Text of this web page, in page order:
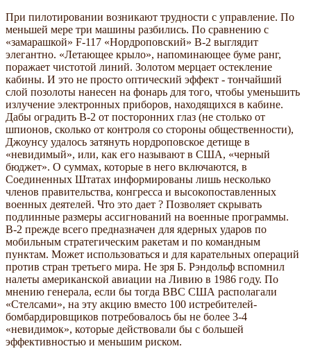
При пилотировании возникают трудности с управление. По
меньшей мере три машины разбились. По сравнению с
«замарашкой» F-117 «Нордроповский» В-2 выглядит
элегантно. «Летающее крыло», напоминающее буме ранг,
поражает чистотой линий. Золотом мерцает остекление
кабины. И это не просто оптический эффект - тончайший
слой позолоты нанесен на фонарь для того, чтобы уменьшить
излучение электронных приборов, находящихся в кабине.
Дабы оградить В-2 от посторонних глаз (не столько от
шпионов, сколько от контроля со стороны общественности),
Джоунсу удалось затянуть нордроповское детище в
«невидимый», или, как его называют в США, «черный
бюджет». О суммах, которые в него включаются, в
Соединенных Штатах информированы лишь несколько
членов правительства, конгресса и высокопоставленных
военных деятелей. Что это дает ? Позволяет скрывать
подлинные размеры ассигнований на военные программы.
В-2 прежде всего предназначен для ядерных ударов по
мобильным стратегическим ракетам и по командным
пунктам. Может использоваться и для карательных операций
против стран третьего мира. Не зря Б. Рэндольф вспомнил
налеты американской авиации на Ливию в 1986 году. По
мнению генерала, если бы тогда ВВС США располагали
«Стелсами», на эту акцию вместо 100 истребителей-
бомбардировщиков потребовалось бы не более 3-4
«невидимок», которые действовали бы с большей
эффективностью и меньшим риском.